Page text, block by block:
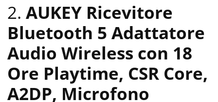
2. AUKEY Ricevitore
Bluetooth 5 Adattatore
Audio Wireless con 18
Ore Playtime, CSR Core,
A2DP, Microfono